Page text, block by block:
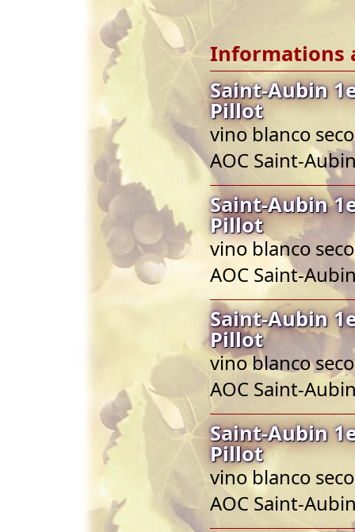
Informations
Saint-Aubin
Pillot
vino blanco
AOC Saint-
Saint-Aubin
Pillot
vino blanco
AOC Saint-
Saint-Aubin
Pillot
vino blanco
AOC Saint-
Saint-Aubin
Pillot
vino blanco
AOC Saint-